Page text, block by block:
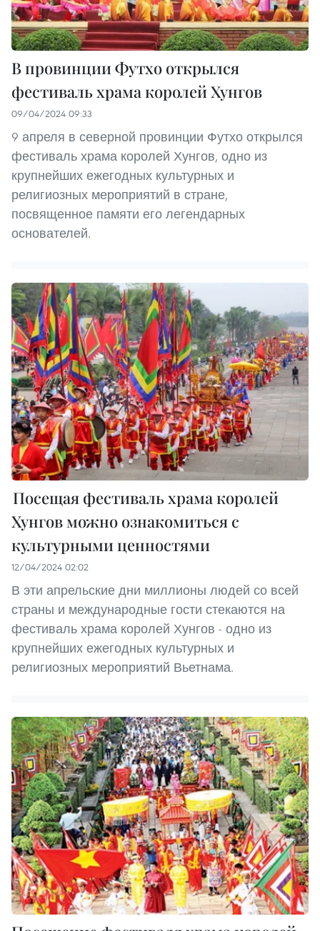
В провинции Футхо открылся
фестиваль храма королей Хунгов
09/04/2024 09:33
9 апреля в северной провинции Футхо открылся
фестиваль храма королей Хунгов, одно из
крупнейших ежегодных культурных и
религиозных мероприятий в стране,
посвященное памяти его легендарных
основателей.
Посещая фестиваль храма королей
Хунгов можно ознакомиться с
культурными ценностями
12/04/2024 02:02
В эти апрельские дни миллионы людей со всей
страны и международные гости стекаются на
фестиваль храма королей Хунгов - одно из
крупнейших ежегодных культурных и
религиозных мероприятий Вьетнама.